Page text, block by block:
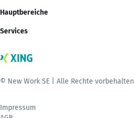
Hauptbereiche
Services
© New Work SE | Alle Rechte vorbehalten
Impressum